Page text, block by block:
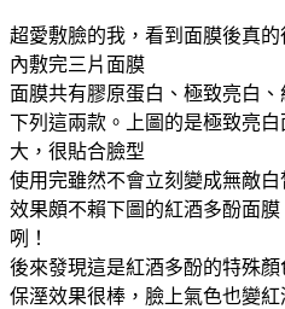
超愛敷臉的我，看到面膜後真
內敷完三片面膜
面膜共有膠原蛋白、極致亮白
下列這兩款。上圖的是極致亮
大，很貼合臉型
使用完雖然不會立刻變成無敵
效果頗不賴下圖的紅酒多酚面
咧！
後來發現這是紅酒多酚的特殊
保溼效果很棒，臉上氣色也變紅